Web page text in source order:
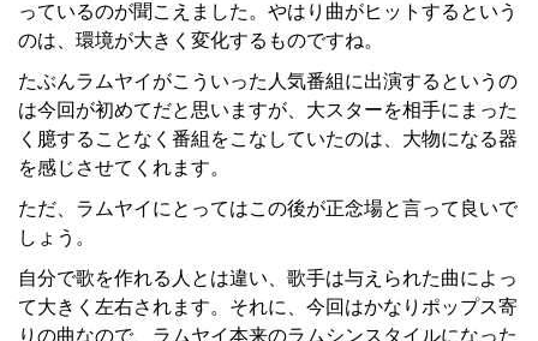
っているのが聞こえました。やはり曲がヒットするという
のは、環境が大きく変化するものですね。
たぶんラムヤイがこういった人気番組に出演するというの
は今回が初めてだと思いますが、大スターを相手にまった
く臆することなく番組をこなしていたのは、大物になる器
を感じさせてくれます。
ただ、ラムヤイにとってはこの後が正念場と言って良いで
しょう。
自分で歌を作れる人とは違い、歌手は与えられた曲によっ
て大きく左右されます。それに、今回はかなりポップス寄
りの曲なので、ラムヤイ本来のラムシンスタイルになった